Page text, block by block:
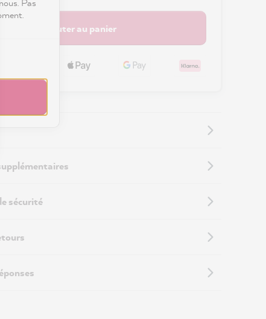
Ajouter au panier
sécurité